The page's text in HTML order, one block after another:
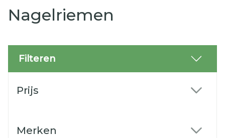
Nagelriemen
Filteren
Prijs
Merken